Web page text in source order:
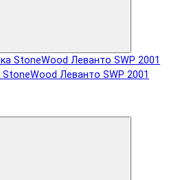
StoneWood Леванто SWP 2001